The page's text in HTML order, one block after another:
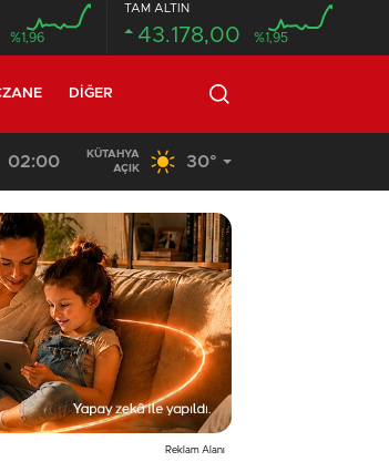
%1,96
TAM ALTIN
43.178,00 %1,95
DIĞER
02:00
KÜTAHYA
AÇIK
30°
Reklam Alanı